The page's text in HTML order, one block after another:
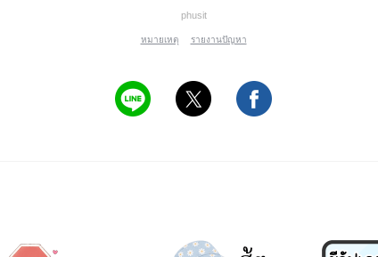
phusit
หมายเหตุ รายงานปัญหา